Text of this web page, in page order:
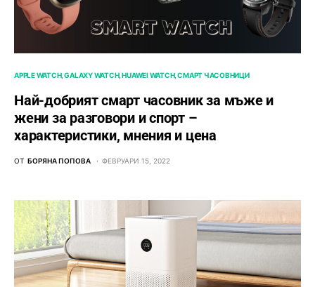
APPLE WATCH GALAXY WATCH HUAWEI WATCH СМАРТ ЧАСОВНИЦИ
Най-добрият смарт часовник за мъже и
жени за разговори и спорт –
характеристики, мнения и цена
ОТ БОРЯНА ПОПОВА ФЕВРУАРИ 15, 2022